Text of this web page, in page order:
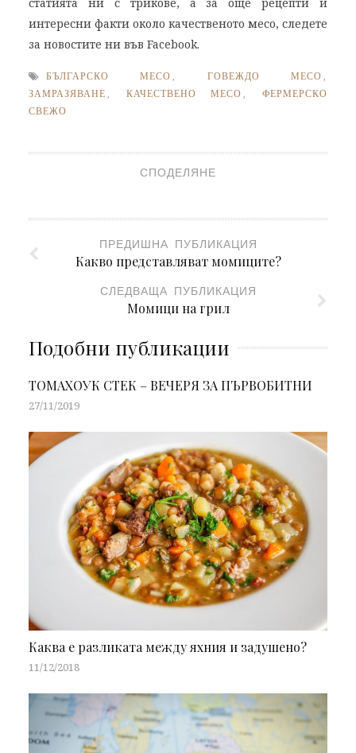
интересни факти около качественото месо, следете
за новостите ни във Facebook.
БЪЛГАРСКО МЕСО ,ГОВЕЖДО МЕСО
ЗАМРАЗЯВАНЕ
КАЧЕСТВЕНО МЕСО ,ФЕРМЕРСКО
СВЕЖО
СПОДЕЛЯНЕ
ПРЕДИШНА ПУБЛИКАЦИЯ
Какво представляват момиците?
СЛЕДВАЩА ПУБЛИКАЦИЯ
Момици на грил
Подобни публикации
ТОМАХОУК СТЕК – ВЕЧЕРЯ ЗА ПЪРВОБИТНИ
27/11/2019
Каква е разликата между яхния и задушено?
11/12/2018